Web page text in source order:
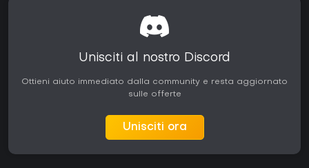
Unisciti al nostro Discord
Ottieni aiuto immediato dalla community e resta aggiornato
sulle offerte
Unisciti ora